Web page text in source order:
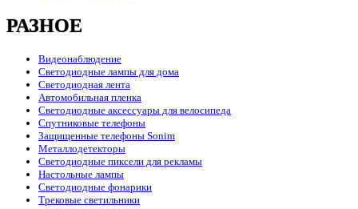
РАЗНОЕ
Видеонаблюдение
Светодиодные лампы для дома
Светодиодная лента
Автомобильная пленка
Светодиодные аксессуары для велосипеда
Спутниковые телефоны
Защищенные телефоны Sonim
Металлодетекторы
Светодиодные пиксели для рекламы
Настольные лампы
Светодиодные фонарики
Трековые светильники